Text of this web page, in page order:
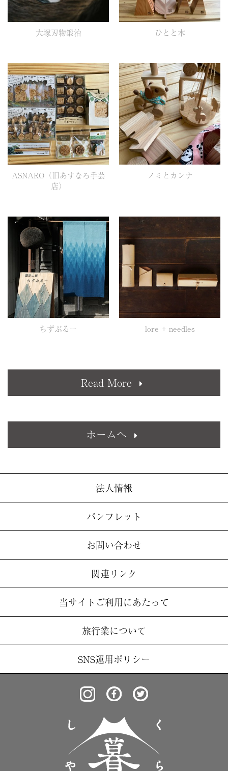
大塚刃物鍛治 ひとと木
ASNARO（旧あすなろ手芸
店）
ノミとカンナ
ちずぶるー lore + needles
Read More
ホームへ
法人情報
パンフレット
お問い合わせ
関連リンク
当サイトご利用にあたって
旅行業について
SNS運用ポリシー